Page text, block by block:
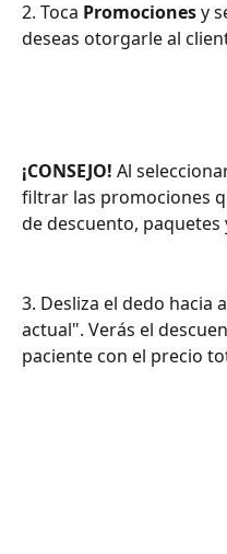
2. Toca Promociones y
deseas otorgarle al
¡CONSEJO! Al
filtrar las promociones
de descuento, paquetes
3. Desliza el dedo hacia
actual". Verás el
paciente con el precio